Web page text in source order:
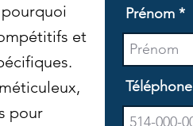
et
pour
Prénom
Téléphone